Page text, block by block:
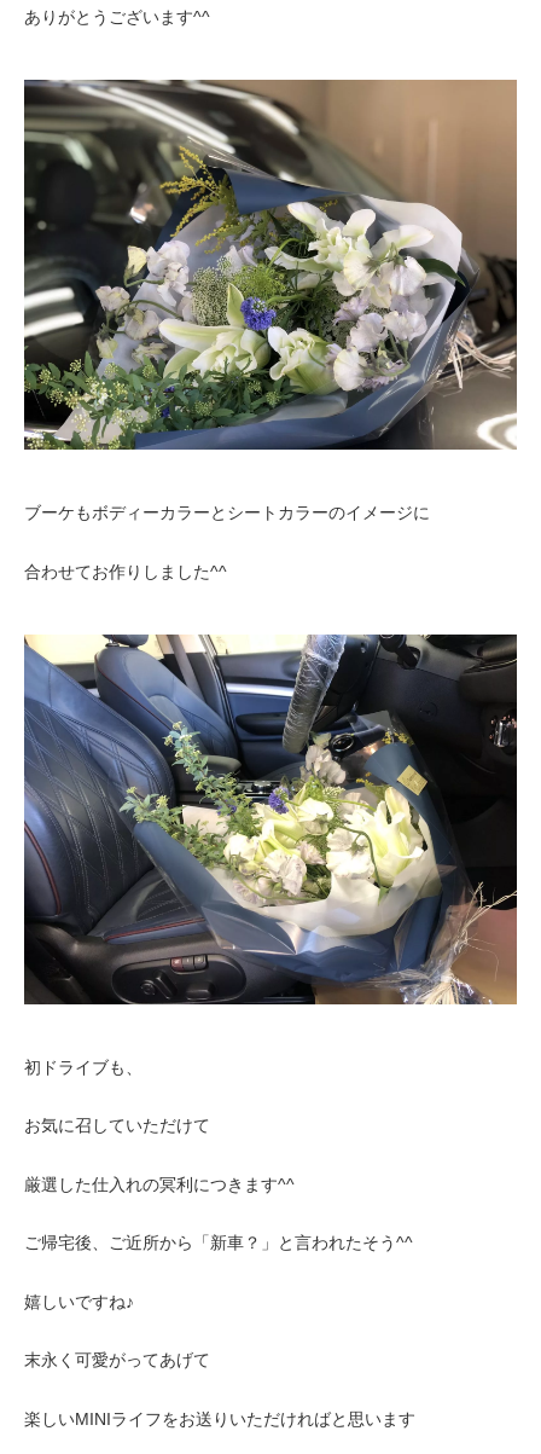
ありがとうございます^^
ブーケもボディーカラーとシートカラーのイメージに
合わせてお作りしました^^
初ドライブも、
お気に召していただけて
厳選した仕入れの冥利につきます^^
ご帰宅後、ご近所から「新車？」と言われたそう^^
嬉しいですね♪
末永く可愛がってあげて
楽しいMINIライフをお送りいただければと思います